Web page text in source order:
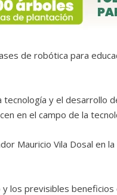
de robótica para
y el desarrollo
en el campo de la
Mauricio Vila Dosal en la
y los previsibles